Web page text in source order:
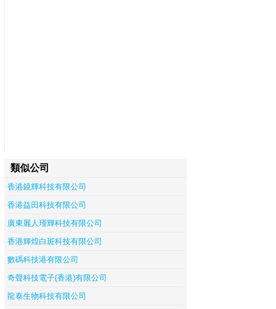
類似公司
香港鏡輝科技有限公司
香港益田科技有限公司
廣東麗人瑾輝科技有限公司
香港輝煌白斑科技有限公司
數碼科技港有限公司
奇聲科技電子(香港)有限公司
龍泰生物科技有限公司